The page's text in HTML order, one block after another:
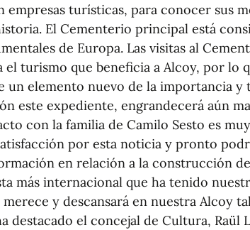
empresas turísticas, para conocer sus
El Cementerio principal está
de Europa. Las visitas al
el turismo que beneficia a Alcoy, por lo
un elemento nuevo de la importancia y
este expediente, engrandecerá aún
con la familia de Camilo Sesto es
por esta noticia y pronto
en relación a la construcción
más internacional que ha tenido
y descansará en nuestra Alcoy
destacado el concejal de Cultura, Raül